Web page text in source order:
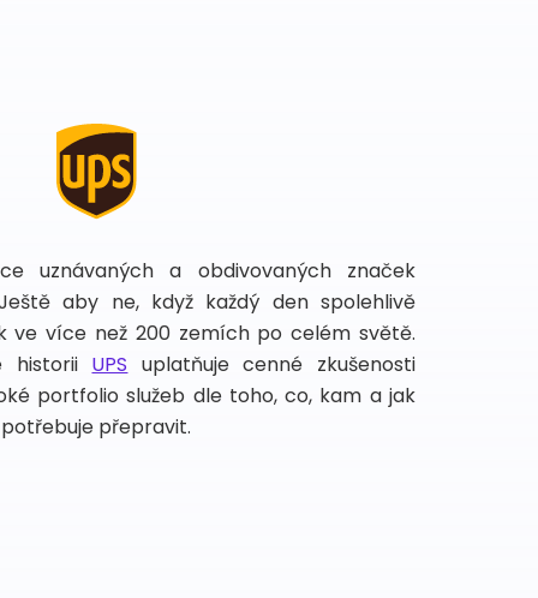
uznávaných a obdivovaných značek
aby ne, když každý den spolehlivě
ve více než 200 zemích po celém světě.
historii UPS uplatňuje cenné zkušenosti
portfolio služeb dle toho, co, kam a jak
přepravit.